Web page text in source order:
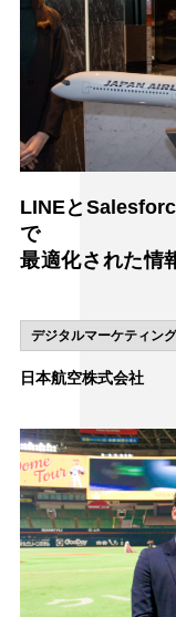
LINEと
で
最適化された情
デジタルマーケティング
日本航空株式会社